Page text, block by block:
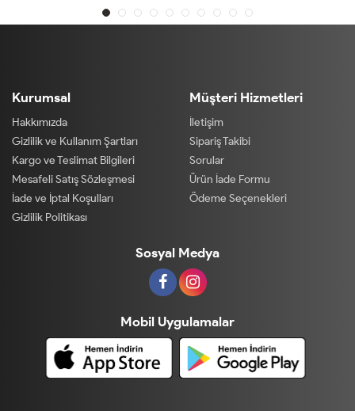
Kurumsal
Hakkımızda
Gizlilik ve Kullanım Şartları
Kargo ve Teslimat Bilgileri
Mesafeli Satış Sözleşmesi
İade ve İptal Koşulları
Gizlilik Politikası
Müşteri Hizmetleri
İletişim
Sipariş Takibi
Sorular
Ürün İade Formu
Ödeme Seçenekleri
Sosyal Medya
Mobil Uygulamalar